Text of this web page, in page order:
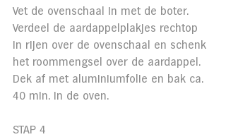
Vet de ovenschaal in met de boter.
Verdeel de aardappelplakjes rechtop
in rijen over de ovenschaal en schenk
het roommengsel over de aardappel.
Dek af met aluminiumfolie en bak ca.
40 min. in de oven.
STAP 4